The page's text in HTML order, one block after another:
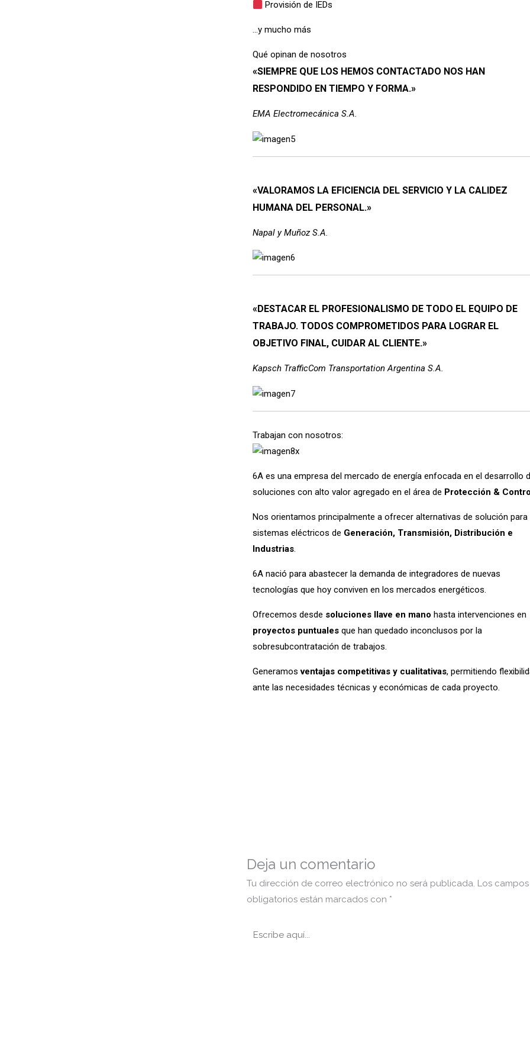
Provisión de IEDs
…y mucho más
Qué opinan de nosotros
«SIEMPRE QUE LOS HEMOS CONTACTADO NOS HAN
RESPONDIDO EN TIEMPO Y FORMA.»
EMA Electromecánica S.A.
«VALORAMOS LA EFICIENCIA DEL SERVICIO Y LA CALIDEZ
HUMANA DEL PERSONAL.»
Napal y Muñoz S.A.
«DESTACAR EL PROFESIONALISMO DE TODO EL EQUIPO DE
TRABAJO. TODOS COMPROMETIDOS PARA LOGRAR EL
OBJETIVO FINAL, CUIDAR AL CLIENTE.»
Kapsch TrafficCom Transportation Argentina S.A.
Trabajan con nosotros:
6A es una empresa del mercado de energía enfocada en el desarrollo
soluciones con alto valor agregado en el área de Protección &
Nos orientamos principalmente a ofrecer alternativas de solución para
sistemas eléctricos de Generación, Transmisión, Distribución e
Industrias.
6A nació para abastecer la demanda de integradores de nuevas
tecnologías que hoy conviven en los mercados energéticos.
Ofrecemos desde soluciones llave en mano hasta intervenciones en
proyectos puntuales que han quedado inconclusos por la
sobresubcontratación de trabajos.
Generamosventajas competitivas y cualitativas, permitiendo
ante las necesidades técnicas y económicas de cada proyecto.
Deja un comentario
Tu dirección de correo electrónico no será publicada. Los campos
obligatorios están marcados con *